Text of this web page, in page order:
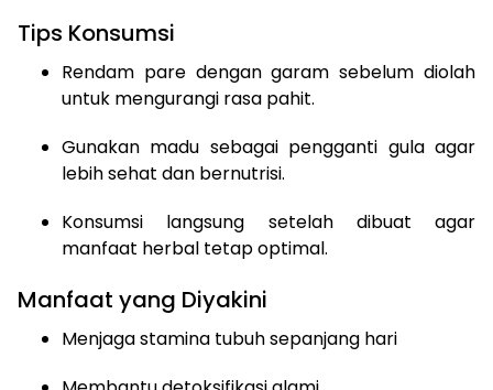
Tips Konsumsi
Rendam pare dengan garam sebelum diolah
untuk mengurangi rasa pahit.
Gunakan madu sebagai pengganti gula agar
lebih sehat dan bernutrisi.
Konsumsi langsung setelah dibuat agar
manfaat herbal tetap optimal.
Manfaat yang Diyakini
Menjaga stamina tubuh sepanjang hari